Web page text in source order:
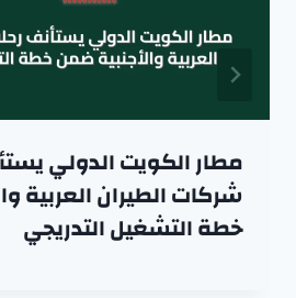
مطار الكويت الدولي
شركات الطيران العربية
خطة التشغيل التدريجي